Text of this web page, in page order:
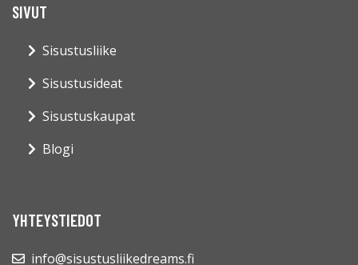
SIVUT
Sisustusliike
Sisustusideat
Sisustuskaupat
Blogi
YHTEYSTIEDOT
info@sisustusliikedreams.fi